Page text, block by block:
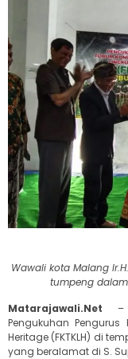
Wawali kota Malang
tumpeng dalam
Matarajawali.Net –
Pengukuhan
Heritage (FKTKLH) di
yang beralamat di S.